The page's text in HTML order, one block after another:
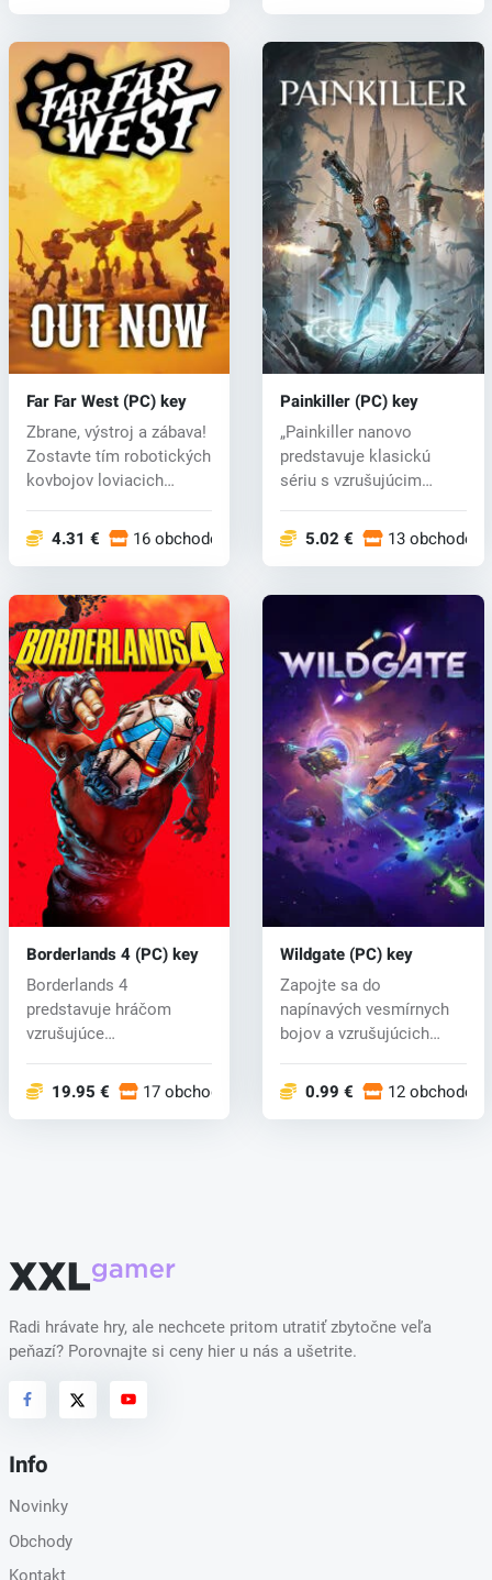
Far Far West (PC) key
Zbrane, výstroj a zábava!
Zostavte tím robotických
kovbojov loviacich
4.31 € 16 obchodoch
Painkiller (PC) key
„Painkiller nanovo
predstavuje klasickú
sériu s vzrušujúcim
5.02 € 13 obchodoch
Borderlands 4 (PC) key
Borderlands 4
predstavuje hráčom
vzrušujúce
divokými lovcam...
19.95 € 17 obchodoch
Wildgate (PC) key
Zapojte sa do
napínavých vesmírnych
bojov a vzrušujúcich
0.99 € 12 obchodoch
Radi hrávate hry, ale nechcete pritom utratiť zbytočne veľa
peňazí? Porovnajte si ceny hier u nás a ušetrite.
Info
Novinky
Obchody